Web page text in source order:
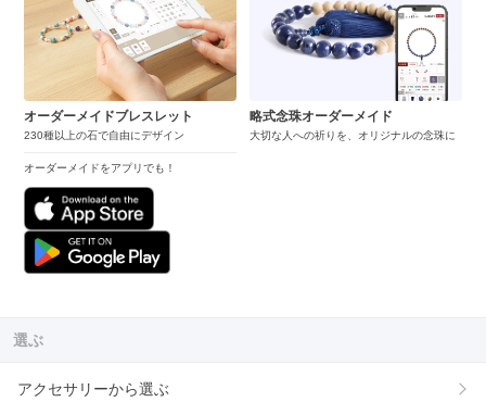
オーダーメイドブレスレット
230種以上の石で自由にデザイン
オーダーメイドをアプリでも！
略式念珠オーダーメイド
大切な人への祈りを、オリジナルの念珠に
選ぶ
アクセサリーから選ぶ